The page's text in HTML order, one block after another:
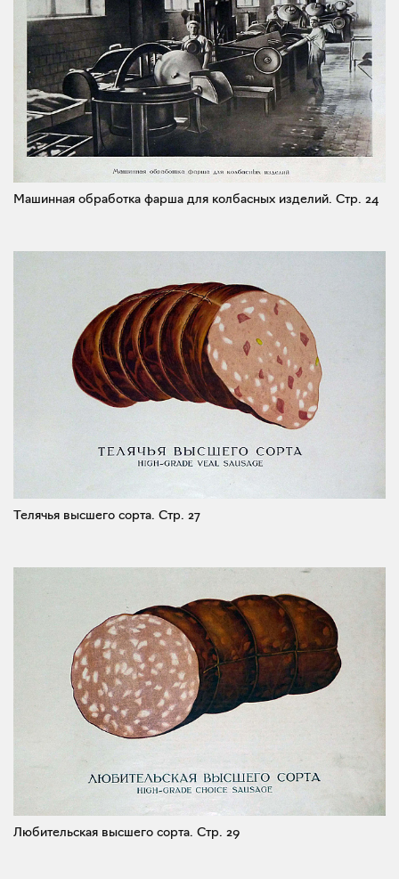
Машинная обработка фарша для колбасных изделий. Стр. 24
Телячья высшего сорта. Стр. 27
Любительская высшего сорта. Стр. 29